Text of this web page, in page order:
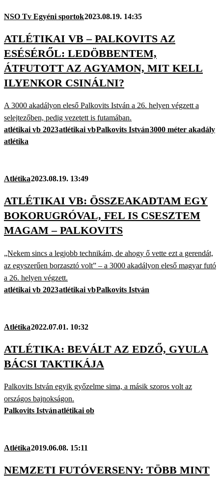
NSO Tv Egyéni sportok2023.08.19. 14:35
ATLÉTIKAI VB – PALKOVITS AZ
ESÉSÉRŐL: LEDÖBBENTEM,
ÁTFUTOTT AZ AGYAMON, MIT KELL
ILYENKOR CSINÁLNI?
A 3000 akadályon eleső Palkovits István a 26. helyen végzett a
selejtezőben, pedig vezetett is futamában.
atlétikai vb 2023atlétikai vbPalkovits István3000 méter akadály
atlétika
Atlétika2023.08.19. 13:49
ATLÉTIKAI VB: ÖSSZEAKADTAM EGY
BOKORUGRÓVAL, FEL IS CSESZTEM
MAGAM – PALKOVITS
„Nekem sincs a legjobb technikám, de ahogy ő vette ezt a gerendát,
az egyszerűen borzasztó volt” – a 3000 akadályon eleső magyar futó
a 26. helyen végzett.
atlétikai vb 2023atlétikai vbPalkovits István
Atlétika2022.07.01. 10:32
ATLÉTIKA: BEVÁLT AZ EDZŐ, GYULA
BÁCSI TAKTIKÁJA
Palkovits István egyik győzelme sima, a másik szoros volt az
országos bajnokságon.
Palkovits Istvánatlétikai ob
Atlétika2019.06.08. 15:11
NEMZETI FUTÓVERSENY: TÖBB MINT